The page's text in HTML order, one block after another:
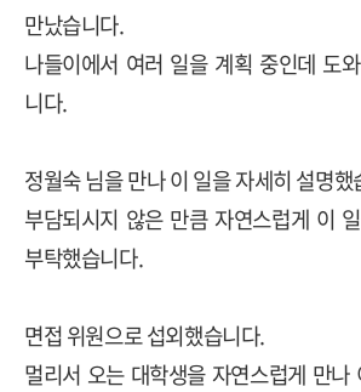
만났습니다.
나들이에서 여러 일을 계획 중인데 도
니다.
정월숙 님을 만나 이 일을 자세히 설명했
부담되시지 않은 만큼 자연스럽게 이
부탁했습니다.
면접 위원으로 섭외했습니다.
멀리서 오는 대학생을 자연스럽게 만나